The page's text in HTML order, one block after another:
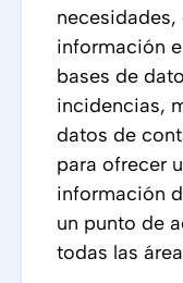
información
bases de
incidencias,
datos de
para ofrecer
información
un punto de
todas las